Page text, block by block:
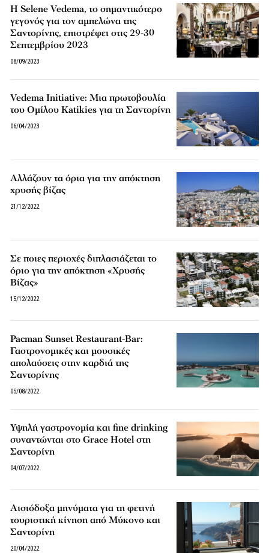
Η Selene Vedema, το σημαντικότερο
γεγονός για τον αμπελώνα της
Σαντορίνης, επιστρέφει στις 29-30
Σεπτεμβρίου 2023
08/09/2023
Vedema Initiative: Μια πρωτοβουλία
του Ομίλου Katikies για τη Σαντορίνη
06/04/2023
Αλλάζουν τα όρια για την απόκτηση
χρυσής βίζας
21/12/2022
Σε ποιες περιοχές διπλασιάζεται το
όριο για την απόκτηση «Χρυσής
Βίζας»
15/12/2022
Pacman Sunset Restaurant-Bar:
Γαστρονομικές και μουσικές
απολαύσεις στην καρδιά της
Σαντορίνης
05/08/2022
Υψηλή γαστρονομία και fine drinking
συναντώνται στο Grace Hotel στη
Σαντορίνη
04/07/2022
Αισιόδοξα μηνύματα για τη φετινή
τουριστική κίνηση από Μύκονο και
Σαντορίνη
20/04/2022